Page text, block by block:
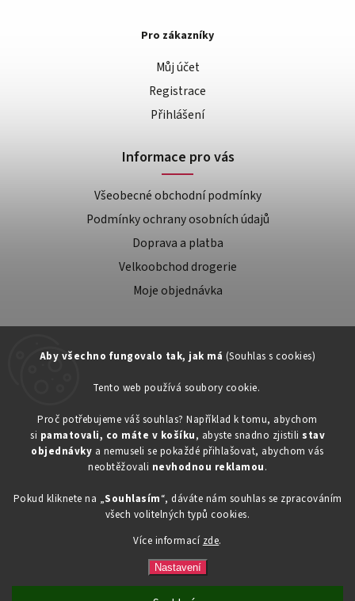
Aby všechno fungovalo tak, jak má (Souhlas s cookies)
Tento web používá soubory cookie.
Proč potřebujeme váš souhlas? Například k tomu, abychom
si pamatovali, co máte v košíku, abyste snadno zjistili stav
objednávky a nemuseli se pokaždé přihlašovat, abychom vás
neobtěžovali nevhodnou reklamou.
Pokud kliknete na „Souhlasím“, dáváte nám souhlas se zpracováním
všech volitelných typů cookies.
Více informací zde.
Nastavení
734603917
eshop@toner-rl.cz
Pro zákazníky
Můj účet
Registrace
Přihlášení
Informace pro vás
Všeobecné obchodní podmínky
Podmínky ochrany osobních údajů
Doprava a platba
Velkoobchod drogerie
Moje objednávka
Copyright 2026Drogerka24.cz. Všechna práva vyhrazena.
VytvořilShoptet| Design